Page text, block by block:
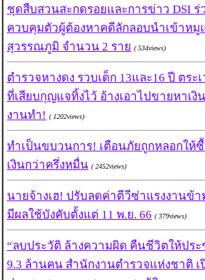
ชุดสืบสวนสะกดรอยและการข่าว DSI ร่
ควบคุมตัวผู้ต้องหาคดีลักลอบนำเข้าห
สุวรรณภูมิ จำนวน 2 ราย ( 534views)
ตำรวจหางดง รวบเด็ก 13และ16 ปี ตร
ที่เสียบกุญแจทิ้งไว้ อ้างเอาไปขายหาเงิ
งานทำ! ( 1202views)
ทำเป็นขบวนการ! เตือนภัยถูกหลอกให้
เงินกว่าครึ่งหมื่น ( 2452views)
นายจ้างเฮ! ปรับลดค่าตีวีซ่าแรงงานข้า
มีผลใช้บังคับตั้งแต่ 11 พ.ย. 66 ( 379views)
“ลบประวัติ ล้างความผิด คืนชีวิตให้ปร
9.3 ล้านคน สำนักงานตำรวจแห่งชาติ เ